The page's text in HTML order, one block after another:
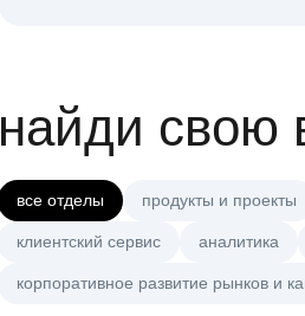
найди свою
все отделы продукты и проекты
клиентский сервис аналитика
корпоративное развитие рынков и